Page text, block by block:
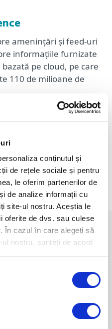
conținutul și
de rețele sociale și pentru
le oferim partenerilor de
de analize informații cu
site-ul nostru. Aceștia le
oferite de dvs. sau culese
În cazul în care alegeți să
nostru, sunteți de acord
amenințări și feed-uri
informațiile furnizate
pe cloud, pe care
110 de milioane de
de reacție minimi
și valoarea
of ESET is
from one
and
are quickly